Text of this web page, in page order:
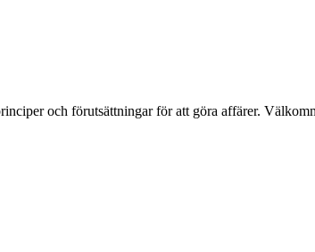
och förutsättningar för att göra affärer.